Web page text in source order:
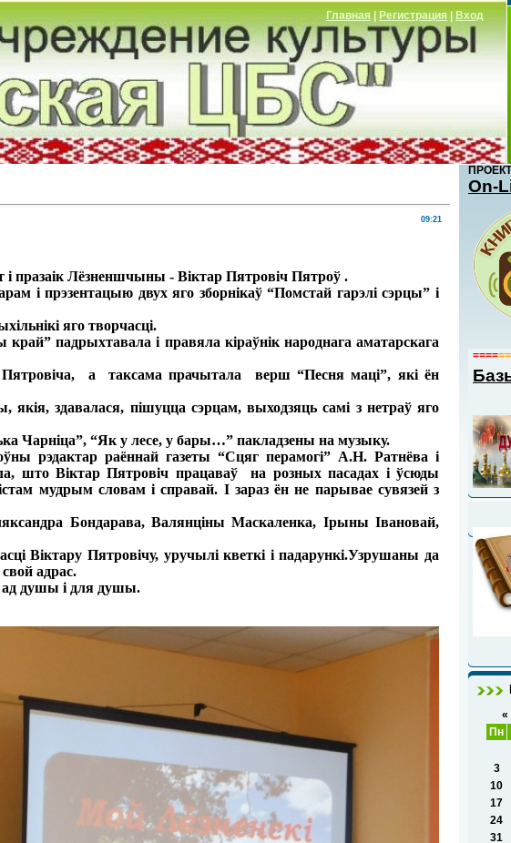
Главная Регистрация |Вход
09:21
і празаік Лёзненшчыны - Віктар Пятровіч Пятроў .
і прэзентацыю двух яго зборнікаў “Помстай гарэлі сэрцы” і
яго творчасці.
падрыхтавала і правяла кіраўнік народнага аматарскага
Пятровіча, а таксама прачытала верш “Песня маці”, які ён
здавалася, пішуцца сэрцам, выходзяць самі з нетраў яго
Чарніца”, “Як у лесе, у бары…” пакладзены на музыку.
рэдактар раённай газеты “Сцяг перамогі” А.Н. Ратнёва і
што Віктар Пятровіч працаваў на розных пасадах і ўсюды
мудрым словам і справай. І зараз ён не парывае сувязей з
Бондарава, Валянціны Маскаленка, Ірыны Івановай,
Віктару Пятровічу, уручылі кветкі і падарункі.Узрушаны да
адрас.
ад душы і для душы.
Оn-
====
«
Пн
3
10
17
24
31